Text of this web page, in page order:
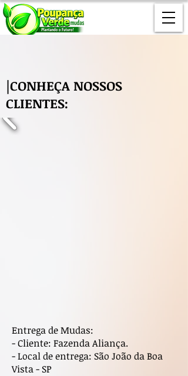
|CONHEÇA NOSSOS
CLIENTES:
Entrega de Mudas:
- Cliente: Fazenda Aliança.
- Local de entrega: São João da Boa
Vista - SP